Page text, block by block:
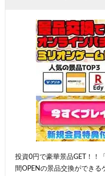
投資0円で豪華景品GET！！
間OPENの景品交換ができ